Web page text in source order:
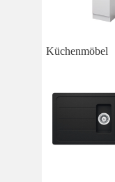
Küchenmöbel